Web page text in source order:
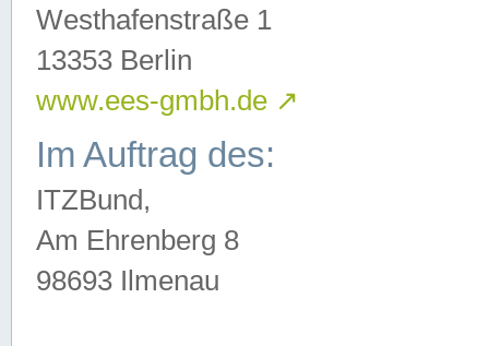
Westhafenstraße 1
13353 Berlin
www.ees-gmbh.de ↗
Im Auftrag des:
ITZBund,
Am Ehrenberg 8
98693 Ilmenau